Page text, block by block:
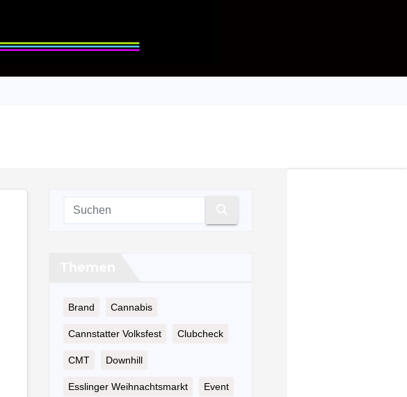
Brand Cannabis
Cannstatter Volksfest Clubcheck
CMT Downhill
Esslinger Weihnachtsmarkt Event